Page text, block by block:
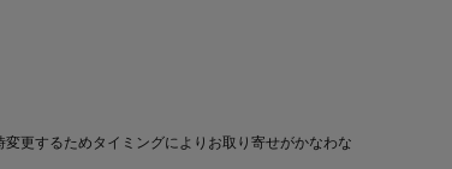
更するためタイミングによりお取り寄せがかなわな